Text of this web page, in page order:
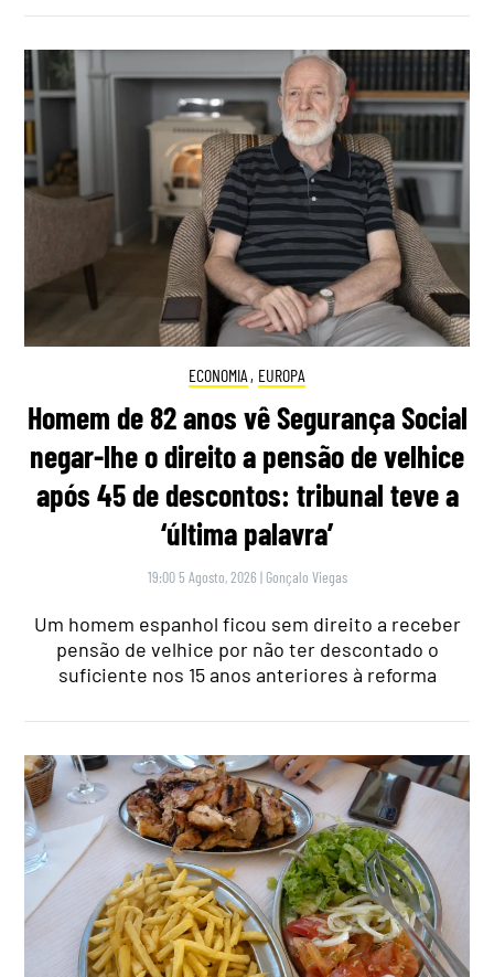
ECONOMIA , EUROPA
Homem de 82 anos vê Segurança Social
negar-lhe o direito a pensão de velhice
após 45 de descontos: tribunal teve a
‘última palavra’
19:00 5 Agosto, 2026 | Gonçalo Viegas
Um homem espanhol ficou sem direito a receber
pensão de velhice por não ter descontado o
suficiente nos 15 anos anteriores à reforma